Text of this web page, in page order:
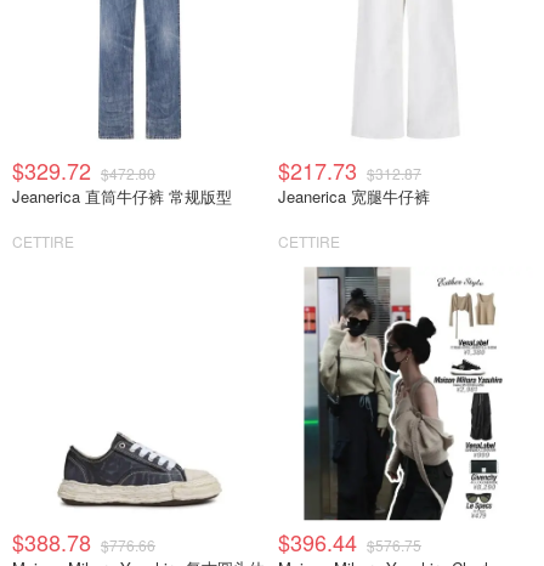
$329.72 $472.80
Jeanerica 直筒牛仔裤 常规版型
CETTIRE
$217.73 $312.87
Jeanerica 宽腿牛仔裤
CETTIRE
$388.78 $776.66 $396.44 $576.75